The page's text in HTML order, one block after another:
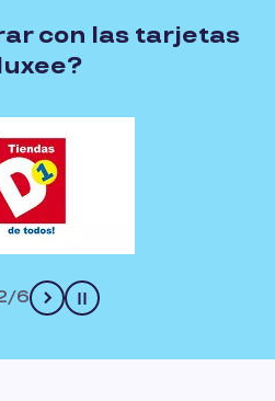
con las tarjetas
/6